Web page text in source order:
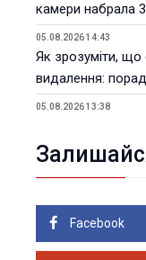
камери набрала
05.08.2026 14:43
Як зрозуміти, що
видалення:
05.08.2026 13:38
питань
05.08.2026 12:22
відшкодували
05.08.2026 11:41
Facebook